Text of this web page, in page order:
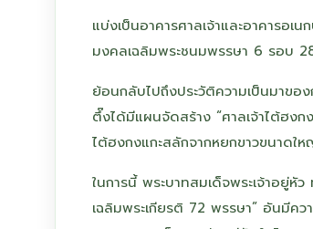
แบ่งเป็นอาคารศาลเจ้าและอาคารอเ
มงคลเฉลิมพระชนมพรรษา 6 รอบ
ย้อนกลับไปถึงประวัติความเป็นมาขอ
ตึ๊งได้มีแผนจัดสร้าง “ศาลเจ้าไต้ฮง
ไต้ฮงกงแกะสลักจากหยกขาวขนาด
ในการนี้ พระบาทสมเด็จพระเจ้าอยู่หั
เฉลิมพระเกียรติ 72 พรรษา” อันมีค